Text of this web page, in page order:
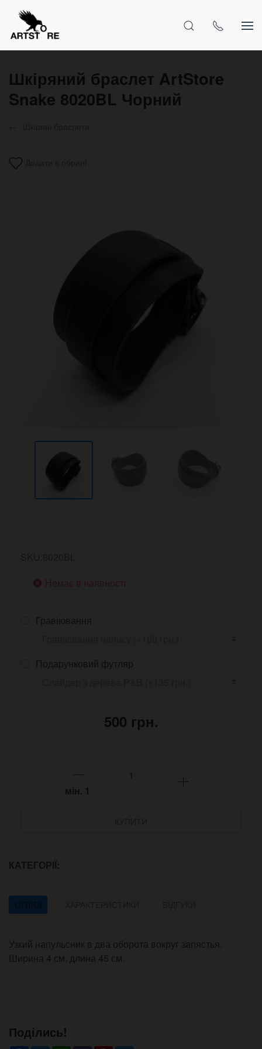
Шкіряний браслет ArtStore
Snake 8020BL Чорний
Немає в наявності
Гравіювання
Подарунковий футляр
500 грн.
мін. 1
КАТЕГОРІЇ:
ОГЛЯД
Узкий напульсник в два оборота вокруг запястья.
Ширина 4 см. длина 45 см.
Поділись!